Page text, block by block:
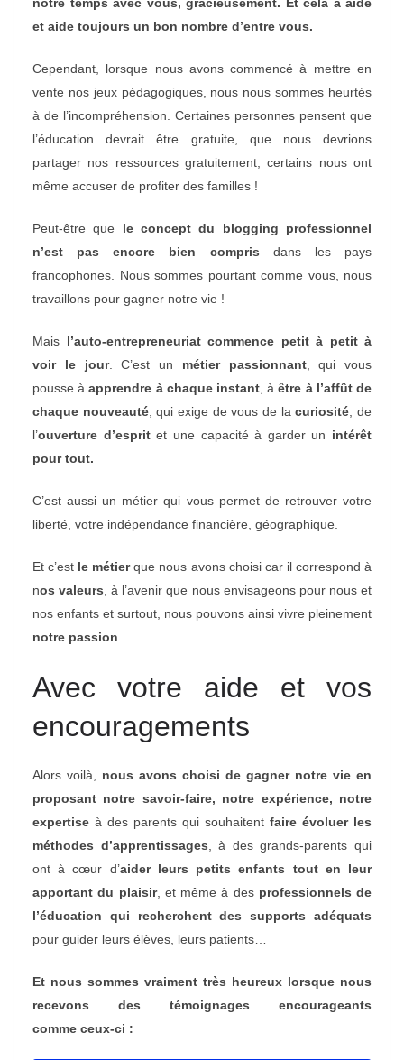
notre temps avec vous, gracieusement. Et cela a aidé
et aide toujours un bon nombre d’entre vous.
Cependant, lorsque nous avons commencé à mettre en
vente nos jeux pédagogiques, nous nous sommes heurtés
à de l’incompréhension. Certaines personnes pensent que
l’éducation devrait être gratuite, que nous devrions
partager nos ressources gratuitement, certains nous ont
même accuser de profiter des familles !
Peut-être que le concept du blogging professionnel
n’est pas encore bien compris dans les pays
francophones. Nous sommes pourtant comme vous, nous
travaillons pour gagner notre vie !
Mais l’auto-entrepreneuriat commence petit à petit à
voir le jour. C’est un métier passionnant, qui vous
pousse àapprendre à chaque instant, àêtre à l’affût de
chaque nouveauté, qui exige de vous de lacuriosité, de
l’ouverture d’espritet une capacité à garder un intérêt
pour tout.
C’est aussi un métier qui vous permet de retrouver votre
liberté, votre indépendance financière, géographique.
Et c’est le métierque nous avons choisi car il correspond à
nos valeurs, à l’avenir que nous envisageons pour nous et
nos enfants et surtout, nous pouvons ainsi vivre pleinement
notre passion.
Avec votre aide et vos
encouragements
Alors voilà, nous avons choisi de gagner notre vie en
proposant notre savoir-faire, notre expérience, notre
expertise à des parents qui souhaitent faire évoluer les
méthodes d’apprentissages, à des grands-parents qui
ont à cœur d’aider leurs petits enfants tout en leur
apportant du plaisir, et même à des professionnels de
l’éducation qui recherchent des supports adéquats
pour guider leurs élèves, leurs patients…
Et nous sommes vraiment très heureux lorsque nous
recevons des témoignages encourageants
comme ceux-ci :